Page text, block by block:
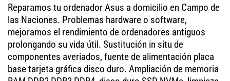
Reparamos tu ordenador Asus a domicilio en Campo de
las Naciones. Problemas hardware o software,
mejoramos el rendimiento de ordenadores antiguos
prolongando su vida útil. Sustitución in situ de
componentes averiados, fuente de alimentación placa
base tarjeta gráfica disco duro. Ampliación de memoria